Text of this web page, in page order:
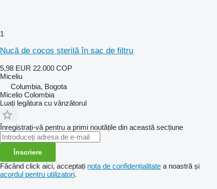
1
Nucă de cocos sterilă în sac de filtru
5,98 EUR 22.000 COP
Miceliu
Columbia, Bogota
Micelio Colombia
Luați legătura cu vânzătorul
Înregistrați-vă pentru a primi noutățile din această secțiune
Înscriere
Făcând click aici, acceptați nota de confidențialitate a noastră și
acordul pentru utilizatori.